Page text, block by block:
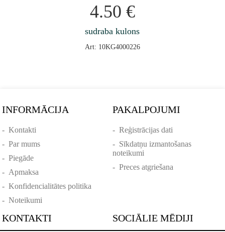
4.50 €
sudraba kulons
Art: 10KG4000226
INFORMĀCIJA
-Kontakti
-Par mums
-Piegāde
- Apmaksa
-Konfidencialitātes politika
-Noteikumi
PAKALPOJUMI
- Reģistrācijas dati
- Sīkdatņu izmantošanas
noteikumi
- Preces atgriešana
KONTAKTI SOCIĀLIE MĒDIJI